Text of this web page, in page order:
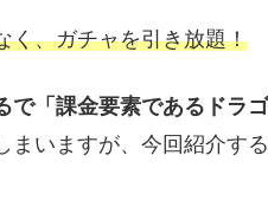
く、ガチャを引き放題！
「課金要素であるドラ
まいますが、今回紹介す